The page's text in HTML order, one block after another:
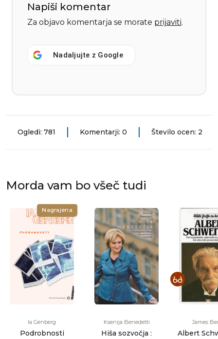
Napiši komentar
Za objavo komentarja se morate prijaviti.
Nadaljujte z Google
Ogledi: 781 Komentarji: 0 Število ocen: 2
Morda vam bo všeč tudi
Nagrajena
Ia Genberg
Podrobnosti
Ksenija Benedetti
Hiša sozvočja :
James
Albert